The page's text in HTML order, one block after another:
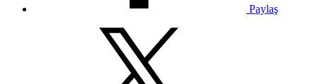
Paylaş